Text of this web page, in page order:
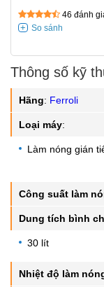
46 đánh
Thông số kỹ
Hãng: Ferroli
Loại máy:
Làm nóng gián
Công suất làm
Dung tích bình
30 lít
Nhiệt độ làm